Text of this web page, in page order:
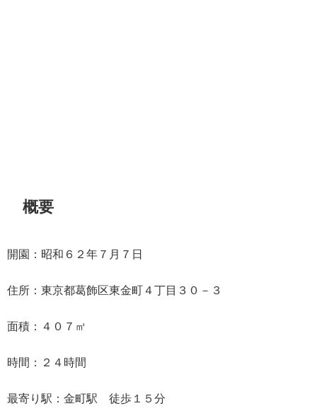
概要
開園：昭和６２年７月７日
住所：東京都葛飾区東金町４丁目３０－３
面積：４０７㎡
時間：２４時間
最寄り駅：金町駅 徒歩１５分